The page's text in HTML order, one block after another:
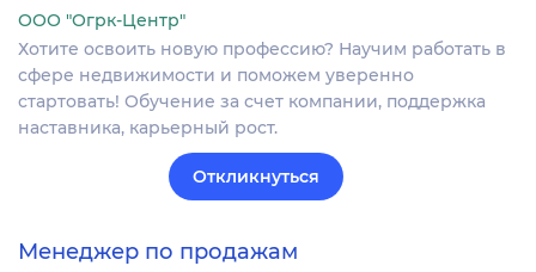
ООО "Огрк-Центр"
Хотите освоить новую профессию? Научим работать в
сфере недвижимости и поможем уверенно
стартовать! Обучение за счет компании, поддержка
наставника, карьерный рост.
Откликнуться
Менеджер по продажам